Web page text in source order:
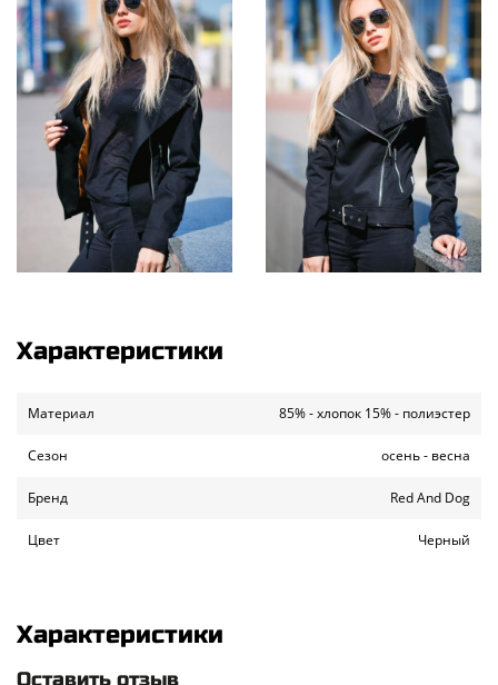
Характеристики
Материал 85% - хлопок 15% - полиэстер
Сезон осень - весна
Бренд Red And Dog
Цвет Черный
Характеристики
Оставить отзыв